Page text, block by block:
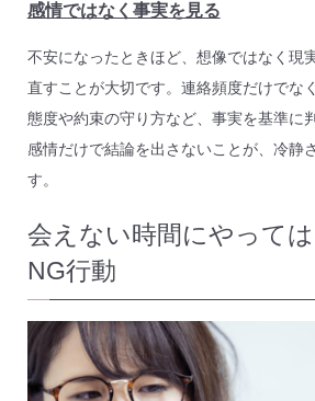
感情ではなく事実を見る
不安になったときほど、想像ではなく現
直すことが大切です。連絡頻度だけでな
態度や約束の守り方など、事実を基準に
感情だけで結論を出さないことが、冷静
す。
会えない時間にやって
NG行動